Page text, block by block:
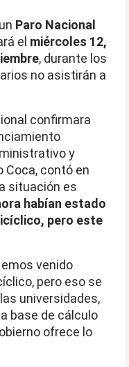
Paro Nacional
el miércoles 12,
, durante los
no asistirán a
confirmara
y
Coca, contó en
situación es
habían estado
pero este
venido
pero eso se
universidades,
base de cálculo
ofrece lo